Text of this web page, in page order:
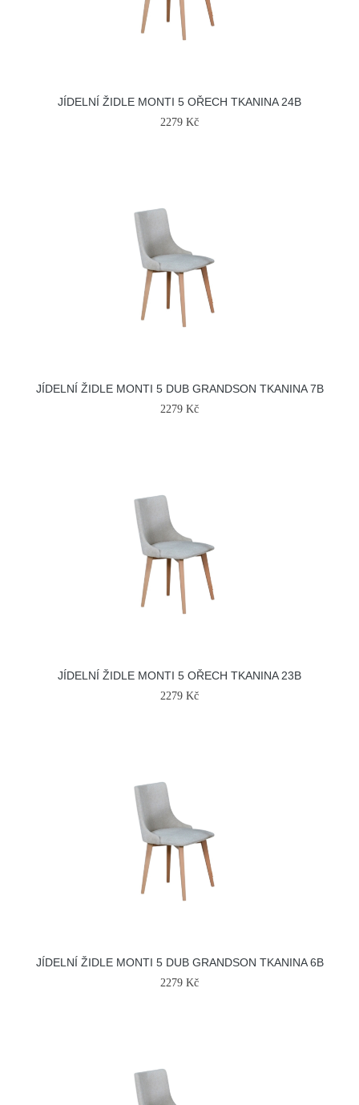
JÍDELNÍ ŽIDLE MONTI 5 OŘECH TKANINA 24B
2279 Kč
JÍDELNÍ ŽIDLE MONTI 5 DUB GRANDSON TKANINA 7B
2279 Kč
JÍDELNÍ ŽIDLE MONTI 5 OŘECH TKANINA 23B
2279 Kč
JÍDELNÍ ŽIDLE MONTI 5 DUB GRANDSON TKANINA 6B
2279 Kč